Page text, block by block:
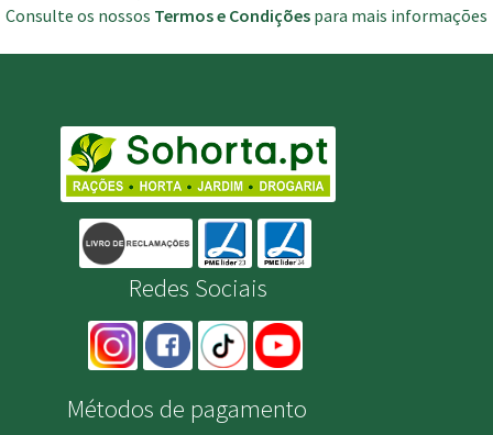
Consulte os nossos Termos e Condições para mais informações
Redes Sociais
Métodos de pagamento